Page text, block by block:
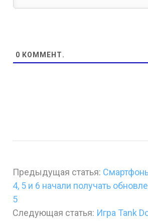
0 КОММЕНТ.
Предыдущая статья:
4, 5 и 6 начали получать
5
Следующая статья: Игра Tank